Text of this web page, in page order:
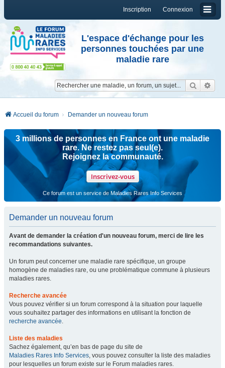
Connexion
Inscription
L'espace d'échange pour les
personnes touchées par une
maladie rare
Accueil du forum Demander un nouveau forum
3 millions de personnes en France ont une maladie
rare. Ne restez pas seul(e).
Rejoignez la communauté.
Inscrivez-vous
Ce forum est un service de Maladies Rares Info Services
Demander un nouveau forum
Avant de demander la création d'un nouveau forum, merci de lire les
recommandations suivantes.
Un forum peut concerner une maladie rare spécifique, un groupe
homogène de maladies rare, ou une problématique commune à plusieurs
maladies rares.
Recherche avancée
Vous pouvez vérifier si un forum correspond à la situation pour laquelle
vous souhaitez partager des informations en utilisant la fonction de
recherche avancée.
Liste des maladies
Sachez également, qu’en bas de page du site de
Maladies Rares Info Services, vous pouvez consulter la liste des maladies
pour lesquelles un forum existe sur le Forum maladies rares.